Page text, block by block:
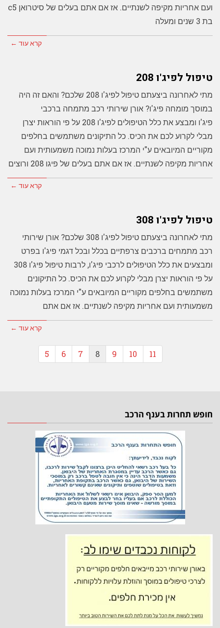
ועם אחריות מקיפה לשנתיים. אז אם אתם בעלים של סיטרואן c5
בת 3 שנים ומעלה
קרא עוד ←
טיפול לפיג'ו 208
מתי לאחרונה ביצעתם טיפול לפיג'ו 208 שלכם? והאם זה היה
במוסך מומחה פיג'ו? אורן שירותי רכב מתמחה ברכבי
פיג'ו ומבצע את כלל הטיפולים לפיג'ו 208 על פי הוראות יצרן
מבלי לקרוע לכם את הכיס. כל התיקונים משתמשים בחלפים
מקוריים המיובאים ע"י המרכז בעלות נמוכה משמעותית ועם
אחריות מקיפה לשנתיים. אז אם אתם בעלים של פיגו 208 ורוצים
קרא עוד ←
טיפול לפיג'ו 308
מתי לאחרונה ביצעתם טיפול לפיג'ו 308 שלכם? אורן שירותי
רכב מתמחים ברכבים צרפתיים בכלל ובכל דגמי פיג'ו בפרט
ומבצעים את כלל הטיפולים לרכבי פיג'ו, לרבות טיפול פיג'ו 308
על פי הוראות יצרן מבלי לקרוע לכם את הכיס. כל התיקונים
משתמשים בחלפים מקוריים המיובאים ע"י המרכז בעלות נמוכה
משמעותית ועם אחריות מקיפה לשנתיים. אז אם אתם
קרא עוד ←
5 6 7 8 9 10 11
חופש תחרות בענף הרכב